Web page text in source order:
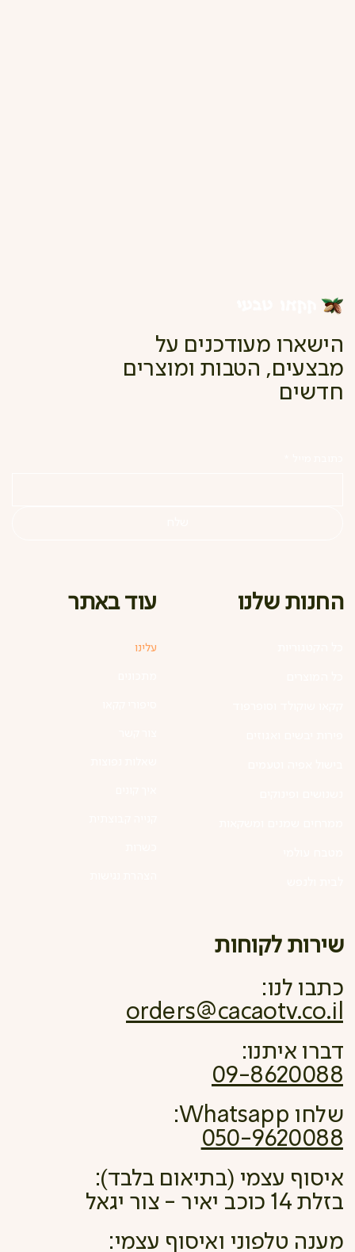
הישארו מעודכנים על
מבצעים, הטבות ומוצרים
חדשים
החנות שלנו עוד באתר
עלינו
שירות לקוחות
כתבו לנו:
orders@cacaotv.co.il
דברו איתנו:
09-8620088
שלחו Whatsapp:
050-9620088
איסוף עצמי (בתיאום בלבד):
בזלת 14 כוכב יאיר - צור יגאל
מענה טלפוני ואיסוף עצמי: